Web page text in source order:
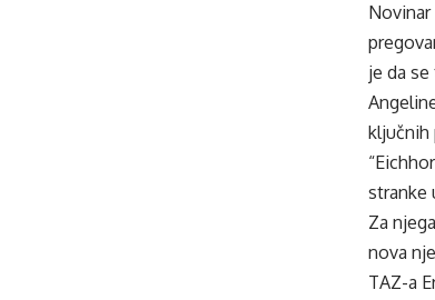
je da
ključnih
stranke
Za
nova
TAZ-a